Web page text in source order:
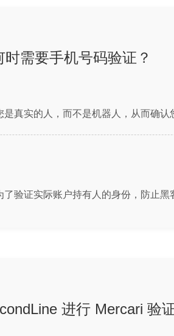
时需要手机号码验证？
真实的人，而不是机器人，从而确认
验证实际账户持有人的身份，防止黑
进行 Mercari 验